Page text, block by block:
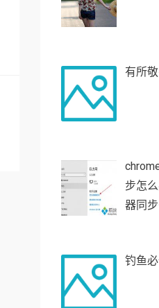
有所
步怎
器同
钓鱼